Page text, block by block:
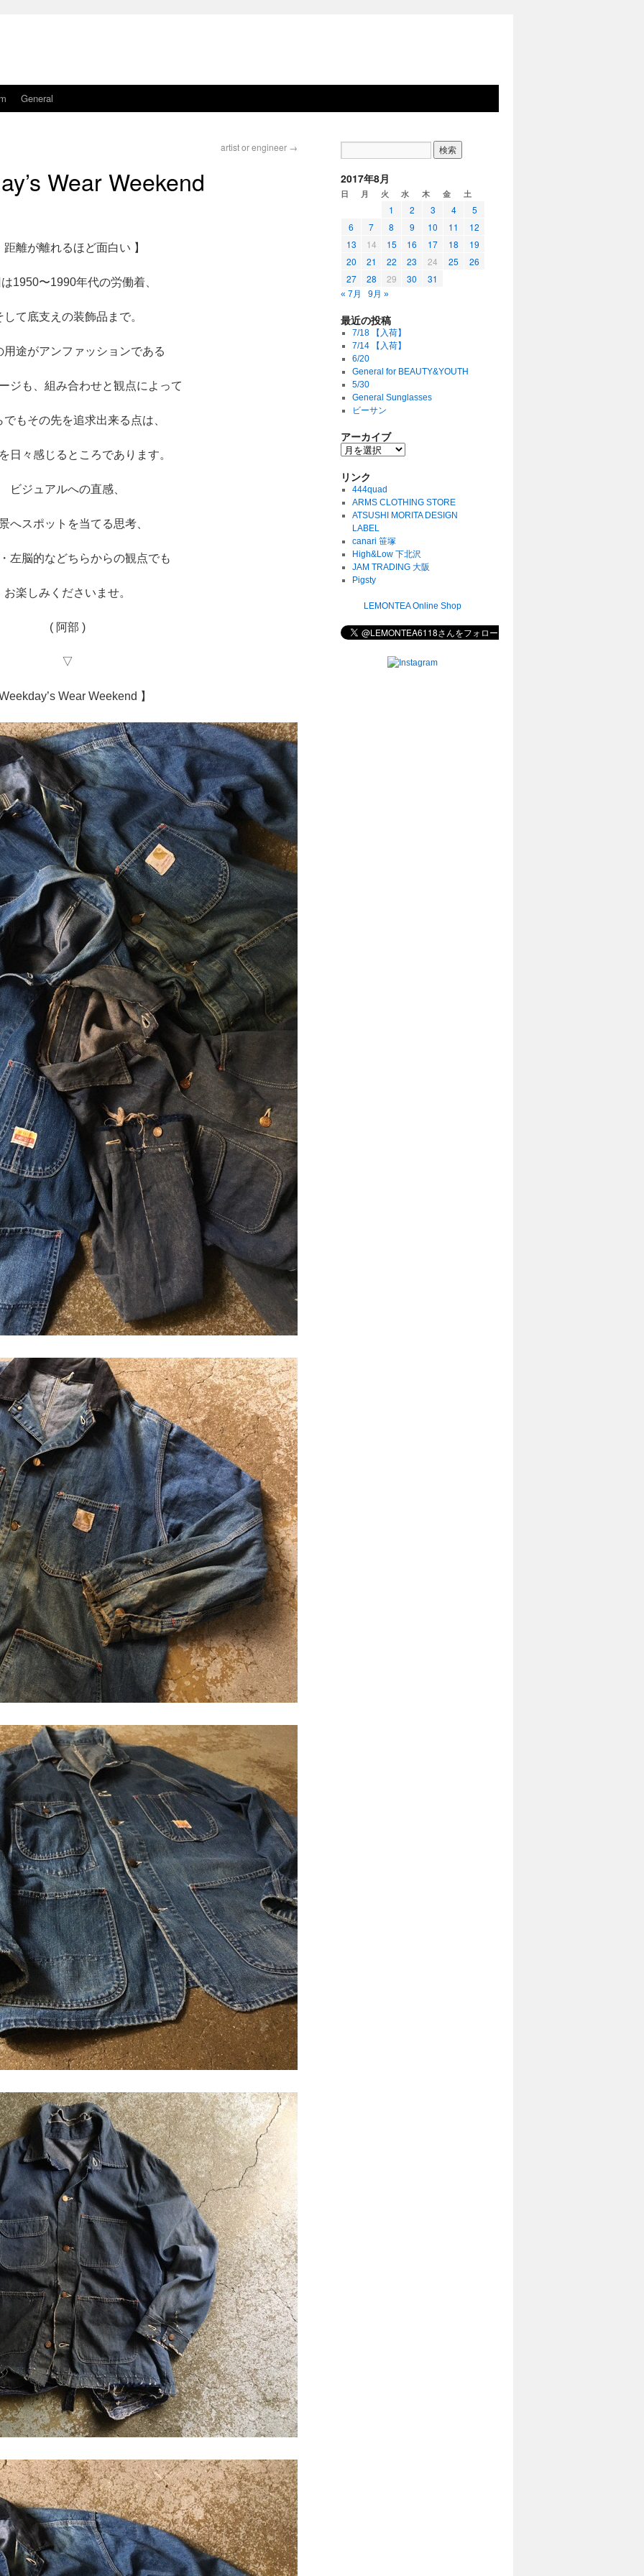
General
artist or engineer →
Wear Weekend
距離が離れるほど面白い 】
1950〜1990年代の労働着、
して底支えの装飾品まで。
用途がアンファッションである
ジも、組み合わせと観点によって
でもその先を追求出来る点は、
日々感じるところであります。
ビジュアルへの直感、
へスポットを当てる思考、
左脳的などちらからの観点でも
お楽しみくださいませ。
( 阿部 )
▽
Wear Weekend 】
2017年8月
日 月 火 水 木 金 土
1 2 3 4
5
6
7 8 9 10 11
12
13
14 15 16 17 18
19
20
21 22 23 24 25
26
27
28 29 30 31
« 7月 9月 »
最近の投稿
7/18 【入荷】
7/14 【入荷】
6/20
General for BEAUTY&YOUTH
5/30
General Sunglasses
ビーサン
アーカイブ
リンク
444quad
ARMS CLOTHING STORE
ATSUSHI MORITA DESIGN
LABEL
canari 笹塚
High&Low 下北沢
JAM TRADING 大阪
Pigsty
LEMONTEA Online Shop